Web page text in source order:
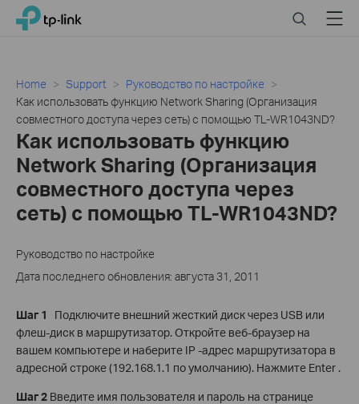
Click
navigation
TP-Link, Reliably Smart SearchMenu
Home Support
Руководство по настройке
Как использовать функцию Network Sharing (Организация
совместного доступа через сеть) с помощью TL-WR1043ND?
Как использовать функцию
Network Sharing (Организация
совместного доступа через
сеть) с помощью TL-WR1043ND?
Руководство по настройке
Дата последнего обновления: августа 31, 2011
Шаг 1
Подключите внешний жесткий диск через USB или
флеш-диск в маршрутизатор. Откройте веб-браузер на
вашем компьютере и наберите IP -адрес маршрутизатора в
адресной строке (192.168.1.1 по умолчанию). Нажмите Enter .
Шаг 2 Введите имя пользователя и пароль на странице